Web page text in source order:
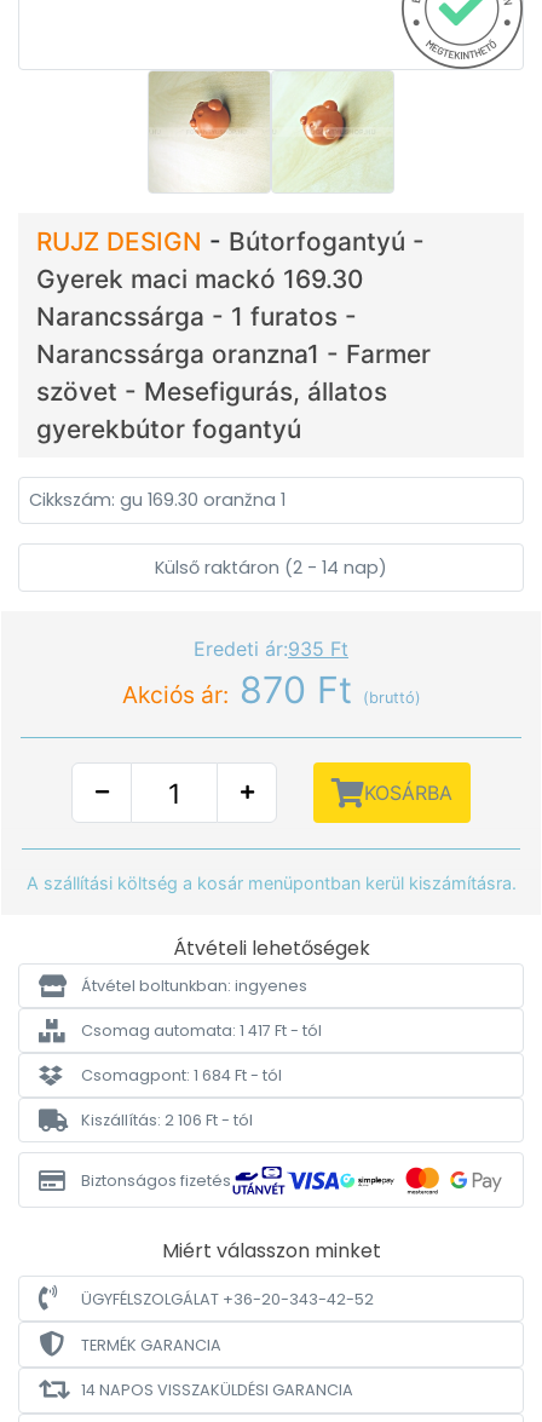
RUJZ DESIGN - Bútorfogantyú -
Gyerek maci mackó 169.30
Narancssárga - 1 furatos -
Narancssárga oranzna1 - Farmer
szövet - Mesefigurás, állatos
gyerekbútor fogantyú
Cikkszám: gu 169.30 oranžna 1
Külső raktáron (2 - 14 nap)
Eredeti ár:935 Ft
Akciós ár: 870 Ft (bruttó)
KOSÁRBA
A szállítási költség a kosár menüpontban kerül kiszámításra.
Átvételi lehetőségek
Átvétel boltunkban: ingyenes
Csomag automata: 1 417 Ft - tól
Csomagpont: 1 684 Ft - tól
Kiszállítás: 2 106 Ft - tól
Biztonságos fizetés
Miért válasszon minket
ÜGYFÉLSZOLGÁLAT +36-20-343-42-52
TERMÉK GARANCIA
14 NAPOS VISSZAKÜLDÉSI GARANCIA